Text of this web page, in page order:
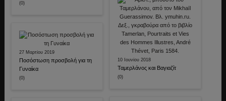
(0)
27 Μαρτίου 2019
Ποσόστωση προσβολή για τη
Γυναίκα
(0)
10 Ιουνίου 2018
Ταμερλάνος και Βαγιαζίτ
(0)